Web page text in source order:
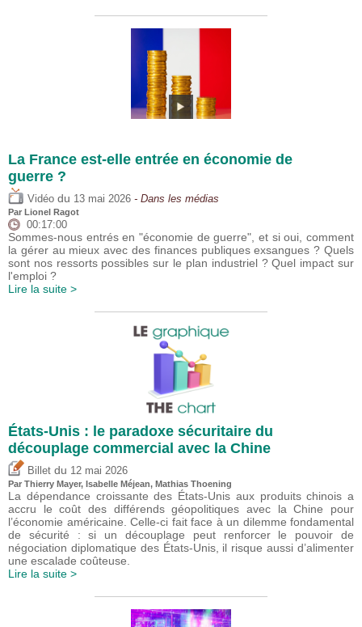
La France est-elle entrée en économie de
guerre ?
Vidéo du 13 mai 2026 - Dans les médias
Par Lionel Ragot
00:17:00
Sommes-nous entrés en "économie de guerre", et si oui, comment
la gérer au mieux avec des finances publiques exsangues ? Quels
sont nos ressorts possibles sur le plan industriel ? Quel impact sur
l'emploi ?
Lire la suite >
États-Unis : le paradoxe sécuritaire du
découplage commercial avec la Chine
Billet du 12 mai 2026
Par Thierry Mayer, Isabelle Méjean, Mathias Thoening
La dépendance croissante des États-Unis aux produits chinois a
accru le coût des différends géopolitiques avec la Chine pour
l’économie américaine. Celle-ci fait face à un dilemme fondamental
de sécurité : si un découplage peut renforcer le pouvoir de
négociation diplomatique des États-Unis, il risque aussi d’alimenter
une escalade coûteuse.
Lire la suite >